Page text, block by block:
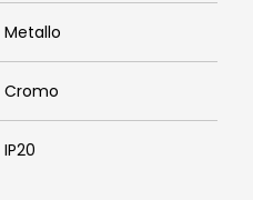
Soggiorno
Metallo
Cromo